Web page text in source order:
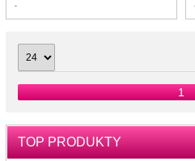
-
1
TOP PRODUKTY